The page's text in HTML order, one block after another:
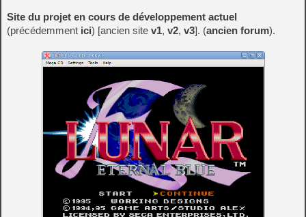
Site du projet en cours de développement actuel
(précédemment ici) [ancien site v1, v2, v3]. (ancien forum).